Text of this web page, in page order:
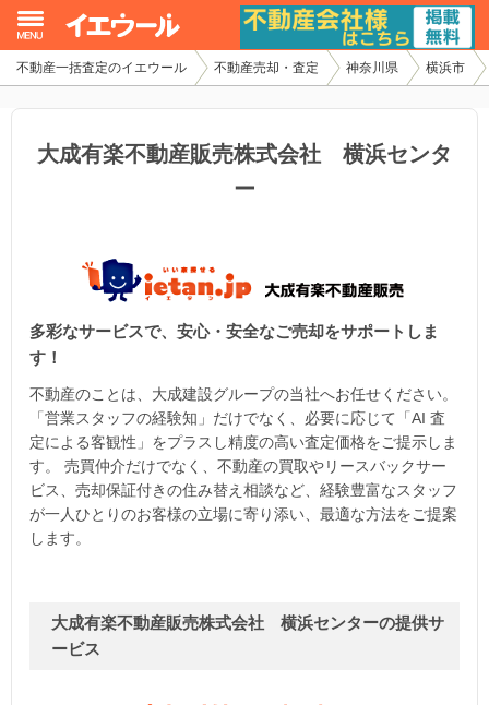
不動産一括査定のイエウール 不動産売却・査定 神奈川県 横浜市
大成有楽不動産販売株式会社 横浜センタ
ー
多彩なサービスで、安心・安全なご売却をサポートしま
す！
不動産のことは、大成建設グループの当社へお任せください。
「営業スタッフの経験知」だけでなく、必要に応じて「AI 査
定による客観性」をプラスし精度の高い査定価格をご提示しま
す。 売買仲介だけでなく、不動産の買取やリースバックサー
ビス、売却保証付きの住み替え相談など、経験豊富なスタッフ
が一人ひとりのお客様の立場に寄り添い、最適な方法をご提案
します。
大成有楽不動産販売株式会社 横浜センターの提供サ
ービス
イエウール加盟希望の不動産会社様
家査定シミュレーター
お問い合わせ